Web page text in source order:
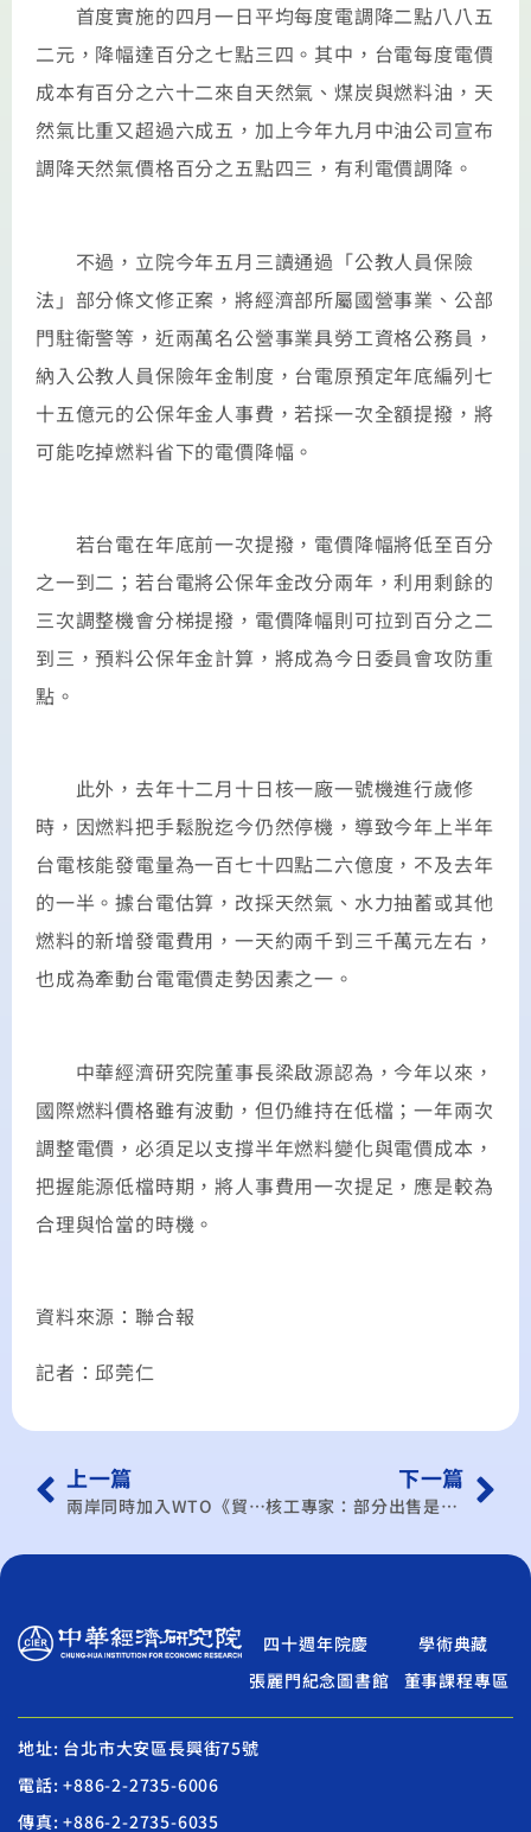
首度實施的四月一日平均每度電調降二點八八五
二元，降幅達百分之七點三四。其中，台電每度電價
成本有百分之六十二來自天然氣、煤炭與燃料油，天
然氣比重又超過六成五，加上今年九月中油公司宣布
調降天然氣價格百分之五點四三，有利電價調降。
不過，立院今年五月三讀通過「公教人員保險
法」部分條文修正案，將經濟部所屬國營事業、公部
門駐衛警等，近兩萬名公營事業具勞工資格公務員，
納入公教人員保險年金制度，台電原預定年底編列七
十五億元的公保年金人事費，若採一次全額提撥，將
可能吃掉燃料省下的電價降幅。
若台電在年底前一次提撥，電價降幅將低至百分
之一到二；若台電將公保年金改分兩年，利用剩餘的
三次調整機會分梯提撥，電價降幅則可拉到百分之二
到三，預料公保年金計算，將成為今日委員會攻防重
點。
此外，去年十二月十日核一廠一號機進行歲修
時，因燃料把手鬆脫迄今仍然停機，導致今年上半年
台電核能發電量為一百七十四點二六億度，不及去年
的一半。據台電估算，改採天然氣、水力抽蓄或其他
燃料的新增發電費用，一天約兩千到三千萬元左右，
也成為牽動台電電價走勢因素之一。
中華經濟研究院董事長梁啟源認為，今年以來，
國際燃料價格雖有波動，但仍維持在低檔；一年兩次
調整電價，必須足以支撐半年燃料變化與電價成本，
把握能源低檔時期，將人事費用一次提足，應是較為
合理與恰當的時機。
資料來源：聯合報
記者：邱莞仁
上一篇
兩岸同時加入WTO《貿易便捷協定》
下一篇
核工專家：部分出售是可行的
四十週年院慶
學術典藏
張麗門紀念圖書館
董事課程專區
地址: 台北市大安區長興街75號
電話: +886-2-2735-6006
傳真: +886-2-2735-6035